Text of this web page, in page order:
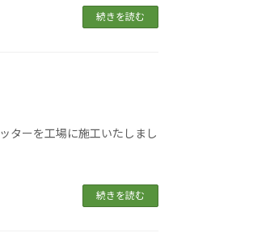
続きを読む
ターを工場に施工いたしまし
続きを読む